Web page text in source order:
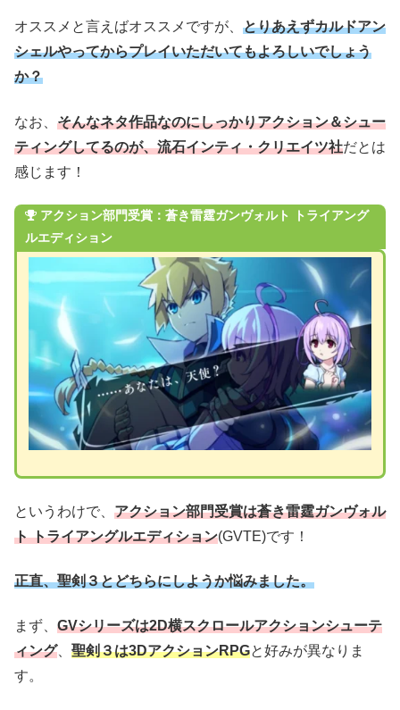
オススメと言えばオススメですが、 とりあえずカルドアン
シェルやってからプレイいただいてもよろしいでしょう
か？
なお、 そんなネタ作品なのにしっかりアクション＆シュー
ティングしてるのが、流石インティ・クリエイツ社だとは
感じます！
アクション部門受賞：蒼き雷霆ガンヴォルト トライアング
ルエディション
というわけで、 アクション部門受賞は蒼き雷霆ガンヴォル
ト トライアングルエディション(GVTE)です！
正直、聖剣３とどちらにしようか悩みました。
まず、 GVシリーズは2D横スクロールアクションシューテ
ィング、 聖剣３は3DアクションRPGと好みが異なりま
す。